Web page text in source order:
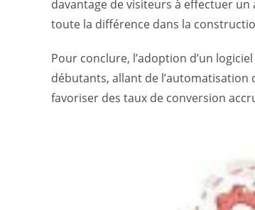
davantage de visiteurs à effectuer
toute la différence dans la
Pour conclure, l’adoption d’un
débutants, allant de l’automatisation
favoriser des taux de conversion